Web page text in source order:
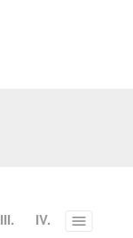
III. IV. Toggle